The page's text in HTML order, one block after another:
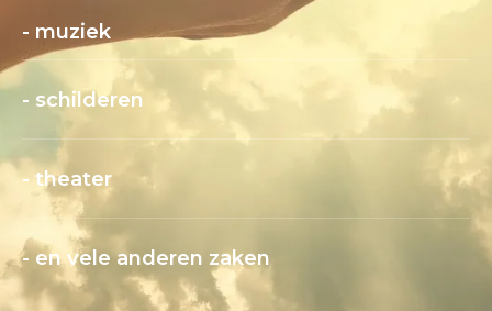
- muziek
- schilderen
- theater
- en vele anderen zaken